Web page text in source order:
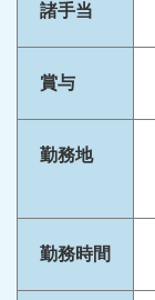
諸手当
賞与
勤務地
勤務時間